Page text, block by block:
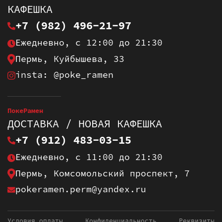
КАФЕШКА
+7 (982) 496-21-97
Ежедневно, с 12:00 до 21:30
Пермь, Куйбышева, 33
insta: @poke_ramen
ПокеРамен
ДОСТАВКА / НОВАЯ КАФЕШКА
+7 (912) 483-03-15
Ежедневно, с 11:00 до 21:30
Пермь, Комсомольский проспект, 7
pokeramen.perm@yandex.ru